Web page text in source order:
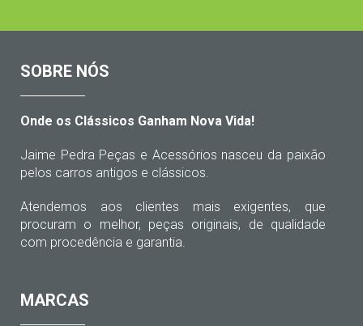
SOBRE NÓS
Onde os Clássicos Ganham Nova Vida!
Jaime Pedra Peças e Acessórios nasceu da paixão
pelos carros antigos e clássicos.
Atendemos aos clientes mais exigentes, que
procuram o melhor, peças originais, de qualidade
com procedência e garantia.
MARCAS